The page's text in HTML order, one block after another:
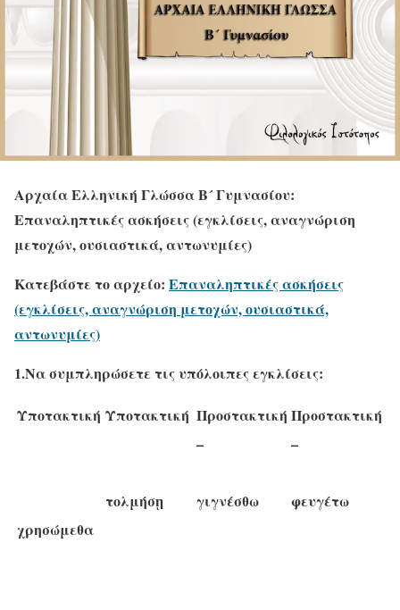
Αρχαία Ελληνική Γλώσσα Β´ Γυμνασίου:
Επαναληπτικές ασκήσεις (εγκλίσεις, αναγνώριση
μετοχών, ουσιαστικά, αντωνυμίες)
Κατεβάστε το αρχείο: Επαναληπτικές ασκήσεις
(εγκλίσεις, αναγνώριση μετοχών, ουσιαστικά,
αντωνυμίες)
1.Να συμπληρώσετε τις υπόλοιπες εγκλίσεις:
Υποτακτική Υποτακτική Προστακτική Προστακτική
–
–
τολμήσῃ γιγνέσθω
φευγέτω
χρησώμεθα